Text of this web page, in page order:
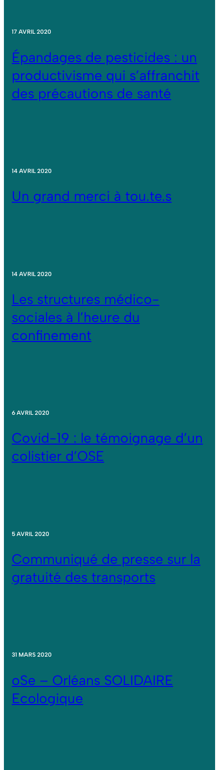
17 AVRIL 2020
Épandages de pesticides : un
productivisme qui s’affranchit
des précautions de santé
14 AVRIL 2020
Un grand merci à tou.te.s
14 AVRIL 2020
Les structures médico-
sociales à l’heure du
confinement
6 AVRIL 2020
Covid-19 : le témoignage d’un
colistier d’OSE
5 AVRIL 2020
Communiqué de presse sur la
gratuité des transports
31 MARS 2020
oSe – Orléans SOLIDAIRE
Ecologique